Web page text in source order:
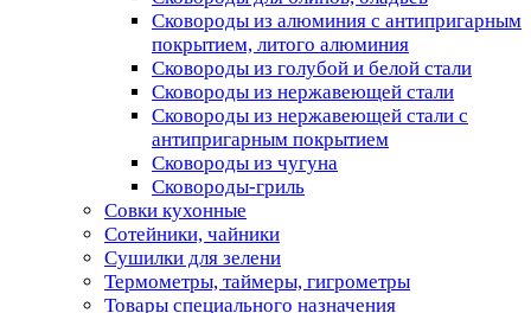
Сковороды из алюминия с антипригарным
покрытием, литого алюминия
Сковороды из голубой и белой стали
Сковороды из нержавеющей стали
Сковороды из нержавеющей стали с
антипригарным покрытием
Сковороды из чугуна
Сковороды-гриль
Совки кухонные
Сотейники, чайники
Сушилки для зелени
Термометры, таймеры, гигрометры
Товары специального назначения